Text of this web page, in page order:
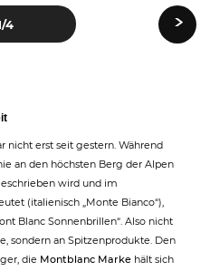
/4 ›
nicht erst seit gestern. Während
an den höchsten Berg der Alpen
wird und im
(italienisch „Monte Bianco“),
Blanc Sonnenbrillen“. Also nicht
sondern an Spitzenprodukte. Den
die Montblanc Marke hält sich